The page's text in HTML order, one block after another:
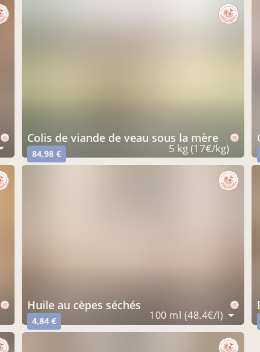
colis de viande de veau sous la mère
84,98 € 5 kg (17€/kg)
huile au cèpes séchés
4,84 € 100 ml (48.4€/l)